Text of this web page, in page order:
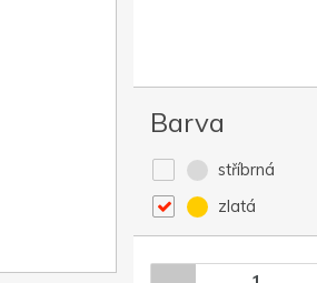
Barva
stříbrná
zlatá